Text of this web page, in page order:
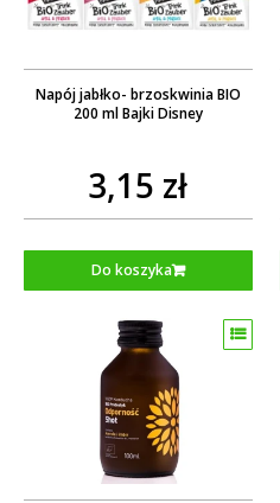
Napój jabłko- brzoskwinia BIO
200 ml Bajki Disney
3,15 zł
Do koszyka